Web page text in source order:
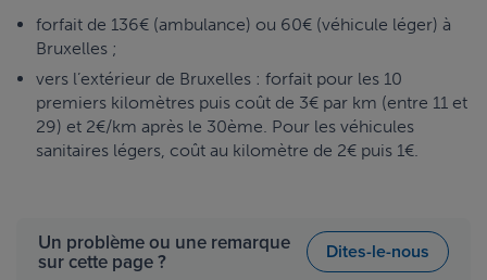
forfait de 136€ (ambulance) ou 60€ (véhicule léger) à
Bruxelles ;
vers l’extérieur de Bruxelles : forfait pour les 10
premiers kilomètres puis coût de 3€ par km (entre 11 et
29) et 2€/km après le 30ème. Pour les véhicules
sanitaires légers, coût au kilomètre de 2€ puis 1€.
Un problème ou une remarque
sur cette page ? Dites-le-nous